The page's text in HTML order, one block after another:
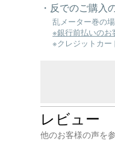
反でのご購入
乱メーター巻の
※銀行前払いのお
※クレジットカー
レビュー
他のお客様の声を